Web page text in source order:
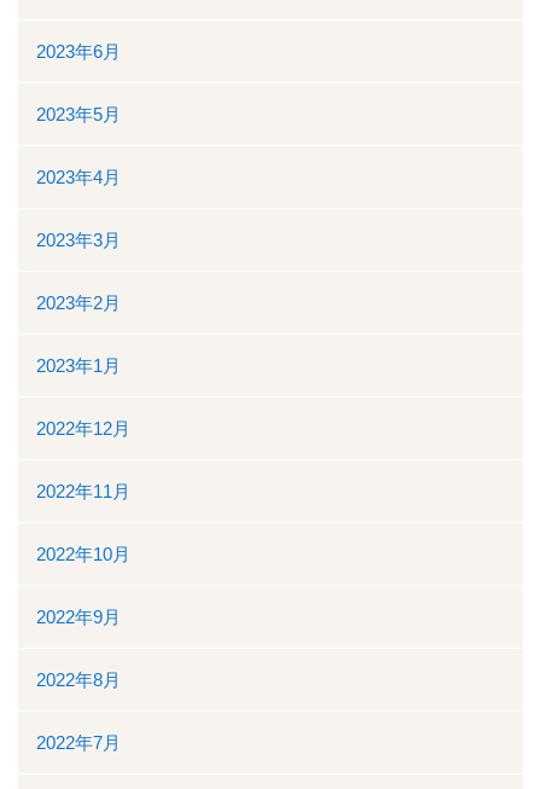
2023年6月
2023年5月
2023年4月
2023年3月
2023年2月
2023年1月
2022年12月
2022年11月
2022年10月
2022年9月
2022年8月
2022年7月